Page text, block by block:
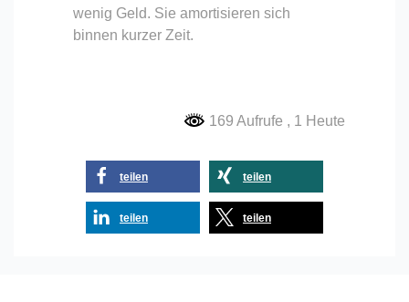
wenig Geld. Sie amortisieren sich
binnen kurzer Zeit.
169 Aufrufe , 1 Heute
teilen teilen
teilen teilen